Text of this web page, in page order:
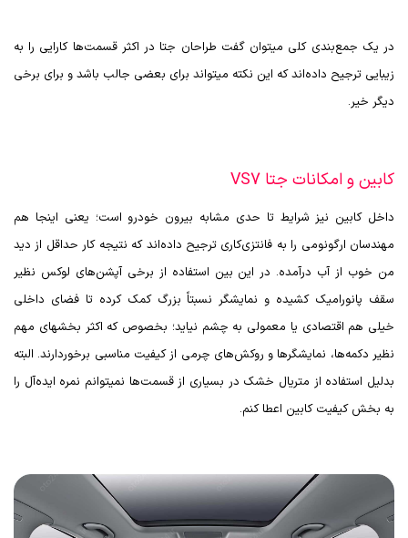
در یک جمع‌بندی کلی میتوان گفت طراحان جتا در اکثر قسمت‌ها کارایی را به
زیبایی ترجیح داده‌اند که این نکته میتواند برای بعضی جالب باشد و برای برخی
دیگر خیر.
کابین و امکانات جتا VS7
داخل کابین نیز شرایط تا حدی مشابه بیرون خودرو است؛ یعنی اینجا هم
مهندسان ارگونومی را به فانتزی‌کاری ترجیح داده‌اند که نتیجه کار حداقل از دید
من خوب از آب درآمده. در این بین استفاده از برخی آپشن‌های لوکس نظیر
سقف پانورامیک کشیده و نمایشگر نسبتاً بزرگ کمک کرده تا فضای داخلی
خیلی هم اقتصادی یا معمولی به چشم نیاید؛ بخصوص که اکثر بخشهای مهم
نظیر دکمه‌ها، نمایشگرها و روکش‌های چرمی از کیفیت مناسبی برخوردارند. البته
بدلیل استفاده از متریال خشک در بسیاری از قسمت‌ها نمیتوانم نمره ایده‌آل را
به بخش کیفیت کابین اعطا کنم.